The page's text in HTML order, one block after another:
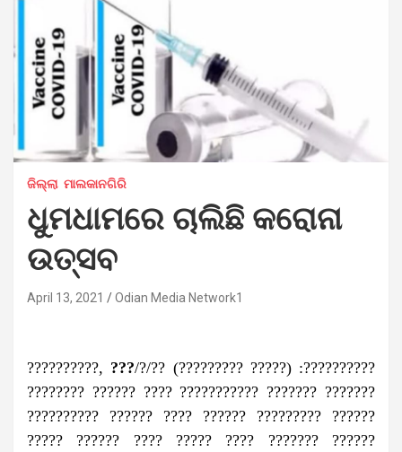
ଜିଲ୍ଲା ମାଲକାନଗିରି
ଧୁମଧାମରେ ଚାଲିଛି କରୋନା
ଉତ୍ସବ
April 13, 2021 Odian Media Network1
??????????, ???/?/?? (????????? ?????) :??????????
???????? ?????? ???? ??????????? ??????? ???????
?????????? ?????? ???? ?????? ????????? ??????
????? ?????? ???? ????? ???? ??????? ??????